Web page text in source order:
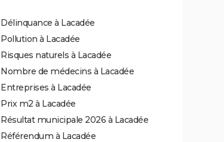
Délinquance à Lacadée
Pollution à Lacadée
Risques naturels à Lacadée
Nombre de médecins à Lacadée
Entreprises à Lacadée
Prix m2 à Lacadée
Résultat municipale 2026 à Lacadée
Référendum à Lacadée